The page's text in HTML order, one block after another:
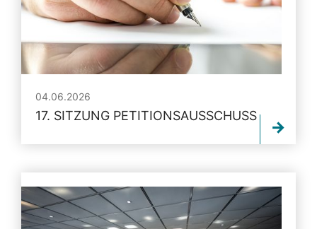
04.06.2026
17. SITZUNG PETITIONSAUSSCHUSS